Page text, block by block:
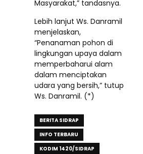
Masyarakat,” tandasnya.
Lebih lanjut Ws. Danramil
menjelaskan,
“Penanaman pohon di
lingkungan upaya dalam
memperbaharui alam
dalam menciptakan
udara yang bersih,” tutup
Ws. Danramil. (*)
BERITA SIDRAP
INFO TERBARU
KODIM 1420/SIDRAP